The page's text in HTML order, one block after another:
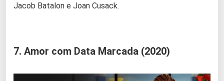
Jacob Batalon e Joan Cusack.
7. Amor com Data Marcada (2020)